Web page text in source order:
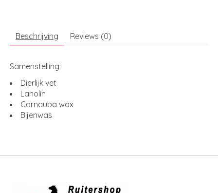
Beschrijving Reviews (0)
Samenstelling:
Dierlijk vet
Lanolin
Carnauba wax
Bijenwas